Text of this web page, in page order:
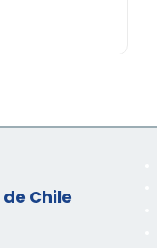
Chile